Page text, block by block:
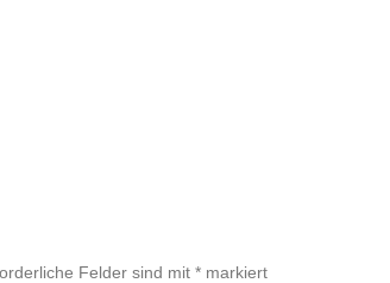
Felder sind mit* markiert